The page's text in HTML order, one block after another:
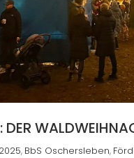
DER
2025, BbS Oschersleben,